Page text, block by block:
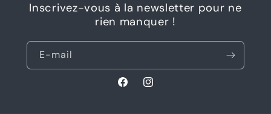
Inscrivez-vous à la newsletter pour ne
rien manquer !
E-mail
FacebookInstagram